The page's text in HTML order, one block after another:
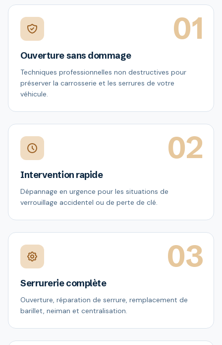
01
Ouverture sans dommage
Techniques professionnelles non destructives pour
préserver la carrosserie et les serrures de votre
véhicule.
02
Intervention rapide
Dépannage en urgence pour les situations de
verrouillage accidentel ou de perte de clé.
03
Serrurerie complète
Ouverture, réparation de serrure, remplacement de
barillet, neiman et centralisation.